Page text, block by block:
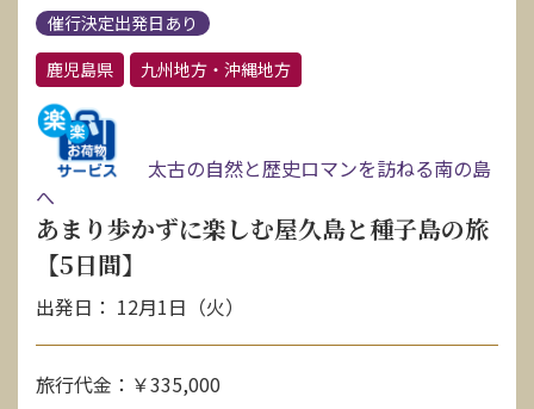
催行決定出発日あり
鹿児島県
九州地方・沖縄地方
太古の自然と歴史ロマンを訪ねる南の島
へ
あまり歩かずに楽しむ屋久島と種子島の旅
【5日間】
出発日： 12月1日（火）
旅行代金：￥335,000